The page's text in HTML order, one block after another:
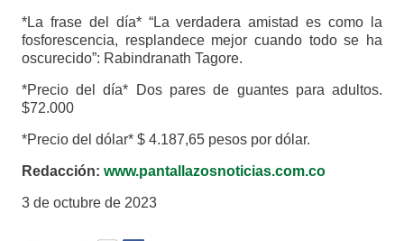
*La frase del día* “La verdadera amistad es como la
fosforescencia, resplandece mejor cuando todo se ha
oscurecido”: Rabindranath Tagore.
*Precio del día* Dos pares de guantes para adultos.
$72.000
*Precio del dólar* $ 4.187,65 pesos por dólar.
Redacción: www.pantallazosnoticias.com.co
3 de octubre de 2023